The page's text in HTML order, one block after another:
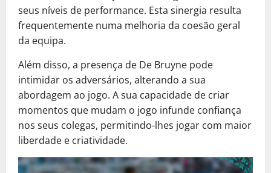
seus níveis de performance. Esta sinergia resulta
frequentemente numa melhoria da coesão geral
da equipa.
Além disso, a presença de De Bruyne pode
intimidar os adversários, alterando a sua
abordagem ao jogo. A sua capacidade de criar
momentos que mudam o jogo infunde confiança
nos seus colegas, permitindo-lhes jogar com maior
liberdade e criatividade.